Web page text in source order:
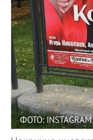
ФОТО: INSTAGRAM